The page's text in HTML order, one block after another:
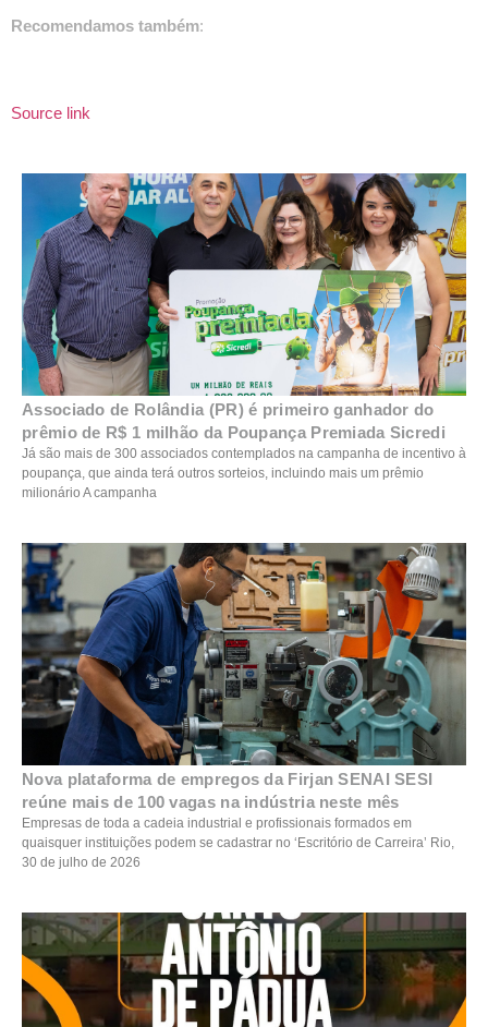
Recomendamos também:
Source link
Associado de Rolândia (PR) é primeiro ganhador do
prêmio de R$ 1 milhão da Poupança Premiada Sicredi
Já são mais de 300 associados contemplados na campanha de incentivo à
poupança, que ainda terá outros sorteios, incluindo mais um prêmio
milionário A campanha
Nova plataforma de empregos da Firjan SENAI SESI
reúne mais de 100 vagas na indústria neste mês
Empresas de toda a cadeia industrial e profissionais formados em
quaisquer instituições podem se cadastrar no ‘Escritório de Carreira’ Rio,
30 de julho de 2026